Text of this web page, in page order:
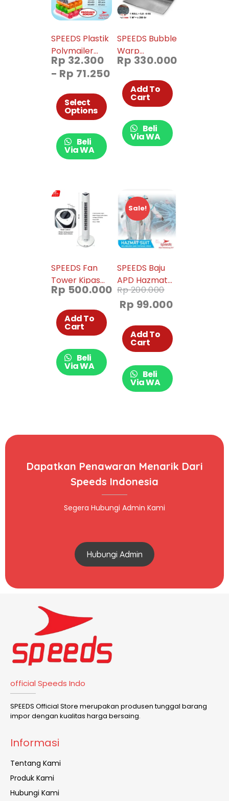
SPEEDS Plastik
Polymailer
Packing Hitam
Rp 32.300
– Rp 71.250
Select
Options
Beli
Via WA
SPEEDS Bubble
Warp
Aluminium Foil
Panas Dingin
Insulasi Atap
Gelembung
Anti Pecah
Rp 330.000
Add To
Cart
Beli
Via WA
SPEEDS Fan
Tower Kipas
Angin Tower
Kipas Menara
Elektrik
Ruangan
Praktis 202-47
Rp 500.000
Add To
Cart
Beli
Via WA
Sale!
SPEEDS Baju
APD Hazmat
Cover Mask
Bagi Tenaga
Corona
Rp200.000
Rp 99.000
Add To
Cart
Beli
Via WA
Dapatkan Penawaran Menarik Dari
Speeds Indonesia
Segera Hubungi Admin Kami
Hubungi Admin
official Speeds Indo
SPEEDS Official Store merupakan produsen tunggal barang
impor dengan kualitas harga bersaing.
Informasi
Tentang Kami
Produk Kami
Hubungi Kami